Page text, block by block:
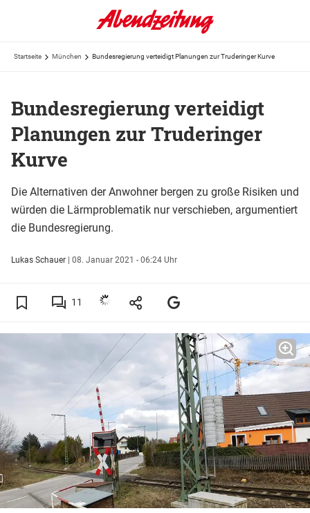
Startseite München Bundesregierung verteidigt Planungen zur Truderinger Kurve
Bundesregierung verteidigt
Planungen zur Truderinger
Kurve
Die Alternativen der Anwohner bergen zu große Risiken und
würden die Lärmproblematik nur verschieben, argumentiert
die Bundesregierung.
Lukas Schauer | 08. Januar 2021 - 06:24 Uhr
11